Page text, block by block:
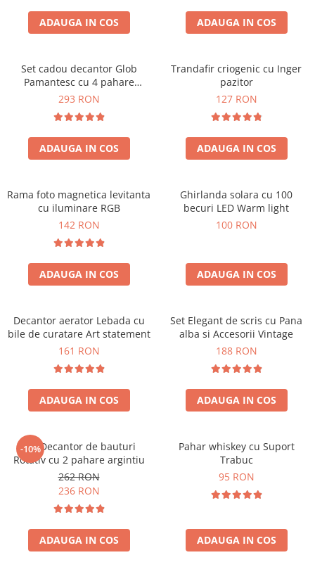
Cadouri Fete
Pentru Copilul din tine
Cadouri de Casa Noua
Cadouri Majorat
Cadouri pentru Nasi
Cadouri pentru Bunici
Cadouri pentru Prieteni
Cel ce are tot
Cadouri Nunta si Cununie civila
Cani si Termosuri
Jocuri si Puzzle
Seturi de caligrafie
Cadouri Sfantul Alexandru
Cadouri Constantin si Elena
Cadouri Sfanta Maria
Cadouri Sfintii Mihail si Gavriil
ADAUGA IN COS ADAUGA IN COS
Set cadou decantor Glob
Pamantesc cu 4 pahare
Deluxe
293 RON
ADAUGA IN COS
Trandafir criogenic cu Inger
pazitor
127 RON
ADAUGA IN COS
Rama foto magnetica levitanta
cu iluminare RGB
142 RON
ADAUGA IN COS
Ghirlanda solara cu 100
becuri LED Warm light
100 RON
ADAUGA IN COS
Decantor aerator Lebada cu
bile de curatare Art statement
161 RON
ADAUGA IN COS
Set Elegant de scris cu Pana
alba si Accesorii Vintage
188 RON
ADAUGA IN COS
-10%
Set Decantor de bauturi
Rotativ cu 2 pahare argintiu
262 RON
236 RON
ADAUGA IN COS
Pahar whiskey cu Suport
Trabuc
95 RON
ADAUGA IN COS